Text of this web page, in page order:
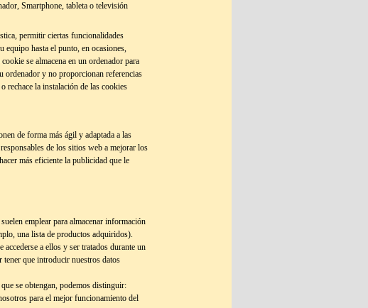
Smartphone, tableta o televisión
permitir ciertas funcionalidades
equipo hasta el punto, en ocasiones,
se almacena en un ordenador para
ordenador y no proporcionan referencias
rechace la instalación de las cookies
de forma más ágil y adaptada a las
de los sitios web a mejorar los
más eficiente la publicidad que le
emplear para almacenar información
una lista de productos adquiridos).
a ellos y ser tratados durante un
que introducir nuestros datos
se obtengan, podemos distinguir:
para el mejor funcionamiento del